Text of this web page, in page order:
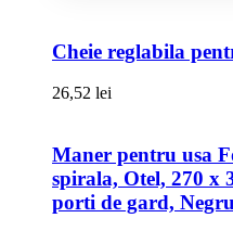
Cheie reglabila
26,52 lei
Maner pentru usa
spirala, Otel, 270 x
porti de gard, Negru